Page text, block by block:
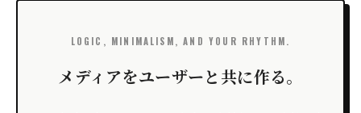
LOGIC, MINIMALISM, AND YOUR RHYTHM.
メディアをユーザーと共に作る。